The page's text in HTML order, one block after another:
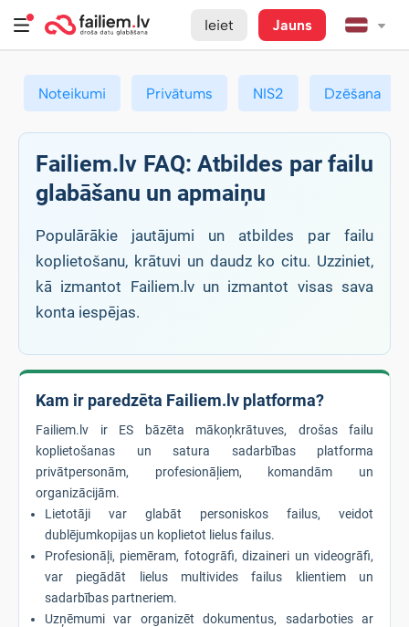
Ieiet Jauns
Noteikumi Privātums NIS2 Dzēšana
Failiem.lv FAQ: Atbildes par failu
glabāšanu un apmaiņu
Populārākie jautājumi un atbildes par failu
koplietošanu, krātuvi un daudz ko citu. Uzziniet,
kā izmantot Failiem.lv un izmantot visas sava
konta iespējas.
Kam ir paredzēta Failiem.lv platforma?
Failiem.lv ir ES bāzēta mākoņkrātuves, drošas failu
koplietošanas un satura sadarbības platforma
privātpersonām, profesionāļiem, komandām un
organizācijām.
Lietotāji var glabāt personiskos failus, veidot
dublējumkopijas un koplietot lielus failus.
Profesionāļi, piemēram, fotogrāfi, dizaineri un videogrāfi,
var piegādāt lielus multivides failus klientiem un
sadarbības partneriem.
Uzņēmumi var organizēt dokumentus, sadarboties ar